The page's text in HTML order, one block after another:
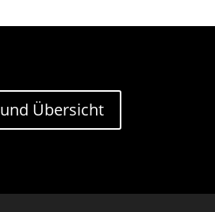
Übersicht